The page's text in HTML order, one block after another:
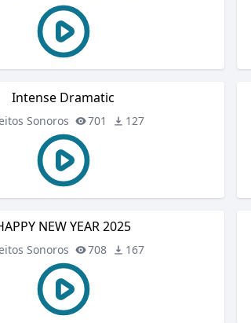
Intense Dramatic
Sonoros 701 127
NEW YEAR 2025
Sonoros 708 167